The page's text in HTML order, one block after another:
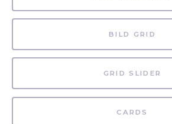
BILD GRID
GRID SLIDER
CARDS